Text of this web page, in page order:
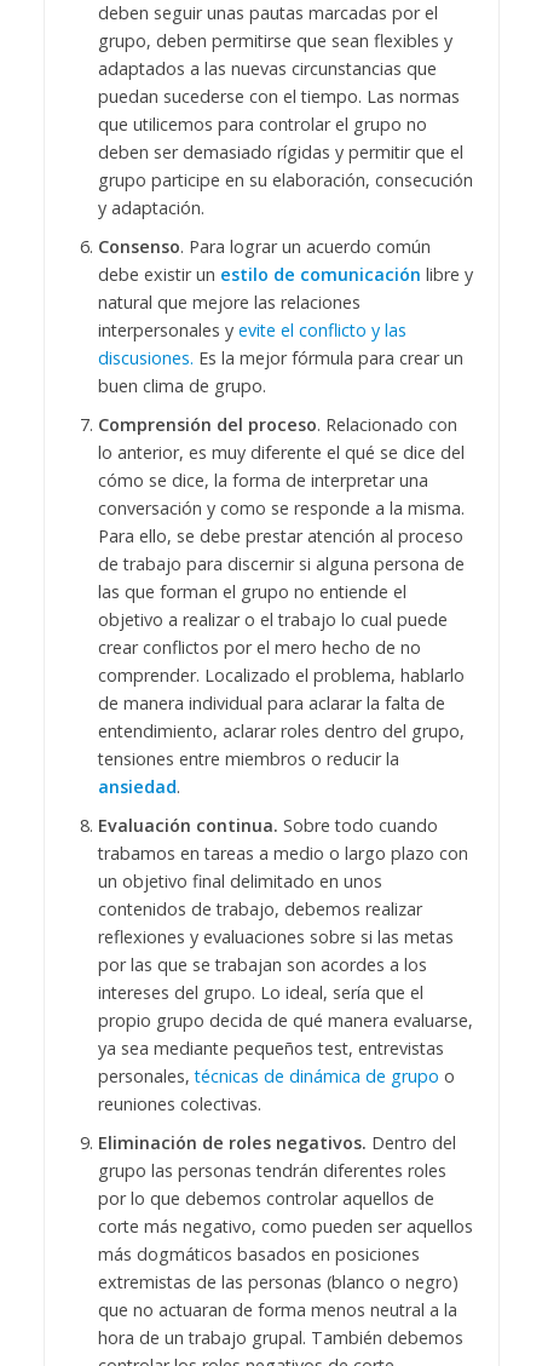
deben seguir unas pautas marcadas por el
grupo, deben permitirse que sean flexibles y
adaptados a las nuevas circunstancias que
puedan sucederse con el tiempo. Las normas
que utilicemos para controlar el grupo no
deben ser demasiado rígidas y permitir que el
grupo participe en su elaboración, consecución
y adaptación.
Consenso. Para lograr un acuerdo común
debe existir un estilo de comunicación libre y
natural que mejore las relaciones
interpersonales y evite el conflicto y las
discusiones. Es la mejor fórmula para crear un
buen clima de grupo.
Comprensión del proceso. Relacionado con
lo anterior, es muy diferente el qué se dice del
cómo se dice, la forma de interpretar una
conversación y como se responde a la misma.
Para ello, se debe prestar atención al proceso
de trabajo para discernir si alguna persona de
las que forman el grupo no entiende el
objetivo a realizar o el trabajo lo cual puede
crear conflictos por el mero hecho de no
comprender. Localizado el problema, hablarlo
de manera individual para aclarar la falta de
entendimiento, aclarar roles dentro del grupo,
tensiones entre miembros o reducir la
ansiedad.
Evaluación continua. Sobre todo cuando
trabamos en tareas a medio o largo plazo con
un objetivo final delimitado en unos
contenidos de trabajo, debemos realizar
reflexiones y evaluaciones sobre si las metas
por las que se trabajan son acordes a los
intereses del grupo. Lo ideal, sería que el
propio grupo decida de qué manera evaluarse,
ya sea mediante pequeños test, entrevistas
personales,técnicas de dinámica de grupo o
reuniones colectivas.
Eliminación de roles negativos. Dentro del
grupo las personas tendrán diferentes roles
por lo que debemos controlar aquellos de
corte más negativo, como pueden ser aquellos
más dogmáticos basados en posiciones
extremistas de las personas (blanco o negro)
que no actuaran de forma menos neutral a la
hora de un trabajo grupal. También debemos